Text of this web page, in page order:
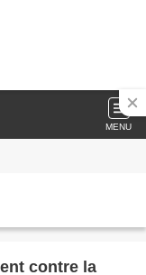
MENU
contre la